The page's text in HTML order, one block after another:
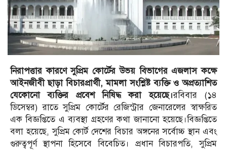
নিরাপত্তার কারণে সুপ্রিম কোর্টের উভয় বিভাগের এজলাস কক্ষে
আইনজীবী ছাড়া বিচারপ্রার্থী, মামলা সংশ্লিষ্ট ব্যক্তি ও অপ্রত্যাশিত
যেকোনো ব্যক্তির প্রবেশ নিষিদ্ধ করা হয়েছে।রবিবার (১৪
ডিসেম্বর) রাতে সুপ্রিম কোর্টের রেজিস্ট্রার জেনারেলের স্বাক্ষরিত
এক বিজ্ঞপ্তিতে এ ব্যবস্থা গ্রহণের কথা জানানো হয়েছে।বিজ্ঞপ্তিতে
বলা হয়েছে, সুপ্রিম কোর্ট দেশের বিচার অঙ্গনের সর্বোচ্চ স্থান এবং
গুরুত্বপূর্ণ স্থাপনা হিসেবে বিবেচিত। প্রধান বিচারপতি, সুপ্রিম